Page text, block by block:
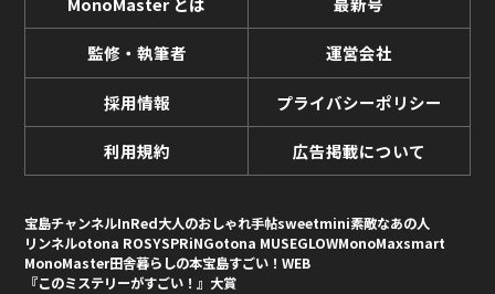
監修・執筆者 運営会社
採用情報 プライバシーポリシー
利用規約 広告掲載について
宝島チャンネルInRed大人のおしゃれ手帖sweetmini素敵なあの人
リンネルotona ROSYSPRiNGotona MUSEGLOWMonoMaxsmart
MonoMaster田舎暮らしの本宝島すごい！WEB
『このミステリーがすごい！』大賞